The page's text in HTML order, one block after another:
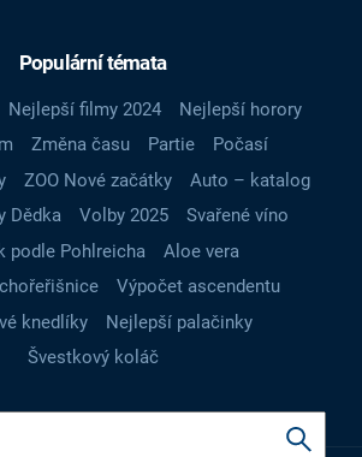
Populární témata
Nejlepší filmy 2024
Nejlepší horory
Změna času Partie
Počasí
ZOO Nové začátky
Auto – katalog
Dědka
Volby 2025
Svařené víno
podle Pohlreicha
Aloe vera
Výpočet ascendentu
knedlíky
Nejlepší palačinky
Švestkový koláč